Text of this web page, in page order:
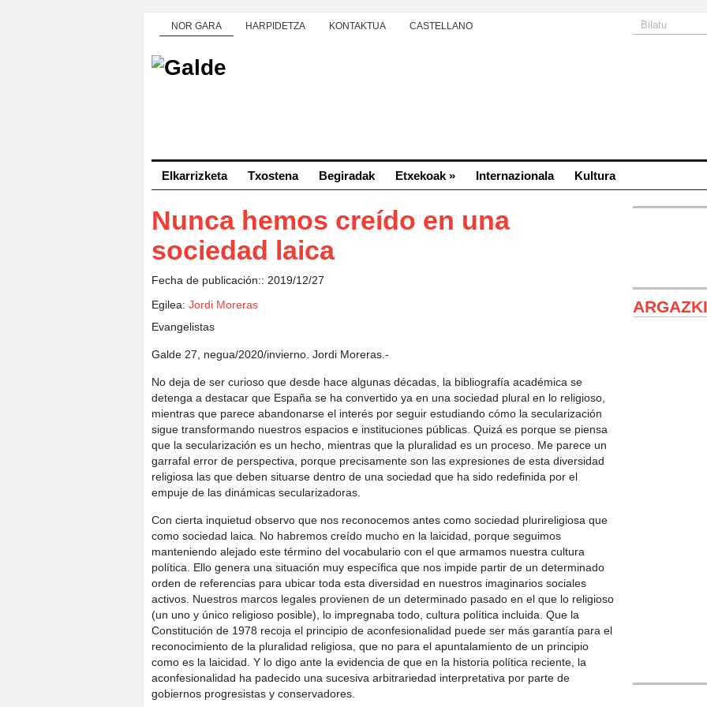
NOR GARA HARPIDETZA KONTAKTUA CASTELLANO
Elkarrizketa Txostena Begiradak Etxekoak » Internazionala Kultura
Nunca hemos creído en una
sociedad laica
Fecha de publicación:: 2019/12/27
Egilea: Jordi Moreras
Evangelistas
Galde 27, negua/2020/invierno. Jordi Moreras.-
No deja de ser curioso que desde hace algunas décadas, la bibliografía académica se
detenga a destacar que España se ha convertido ya en una sociedad plural en lo religioso,
mientras que parece abandonarse el interés por seguir estudiando cómo la secularización
sigue transformando nuestros espacios e instituciones públicas. Quizá es porque se piensa
que la secularización es un hecho, mientras que la pluralidad es un proceso. Me parece un
garrafal error de perspectiva, porque precisamente son las expresiones de esta diversidad
religiosa las que deben situarse dentro de una sociedad que ha sido redefinida por el
empuje de las dinámicas secularizadoras.
Con cierta inquietud observo que nos reconocemos antes como sociedad plurireligiosa que
como sociedad laica. No habremos creído mucho en la laicidad, porque seguimos
manteniendo alejado este término del vocabulario con el que armamos nuestra cultura
política. Ello genera una situación muy específica que nos impide partir de un determinado
orden de referencias para ubicar toda esta diversidad en nuestros imaginarios sociales
activos. Nuestros marcos legales provienen de un determinado pasado en el que lo religioso
(un uno y único religioso posible), lo impregnaba todo, cultura política incluida. Que la
Constitución de 1978 recoja el principio de aconfesionalidad puede ser más garantía para el
reconocimiento de la pluralidad religiosa, que no para el apuntalamiento de un principio
como es la laicidad. Y lo digo ante la evidencia de que en la historia política reciente, la
aconfesionalidad ha padecido una sucesiva arbitrariedad interpretativa por parte de
gobiernos progresistas y conservadores.